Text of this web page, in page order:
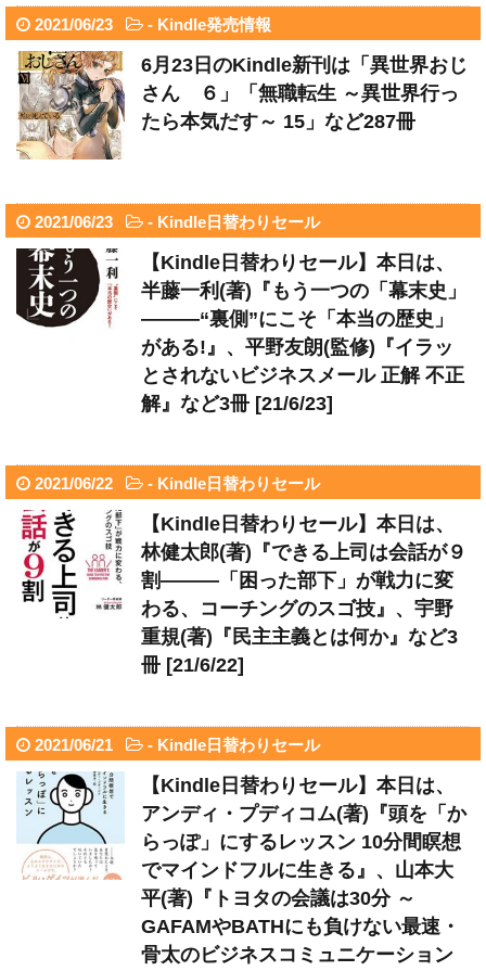
2021/06/23 - Kindle発売情報
6月23日のKindle新刊は「異世界おじ
さん ６」「無職転生 ～異世界行っ
たら本気だす～ 15」など287冊
2021/06/23 - Kindle日替わりセール
【Kindle日替わりセール】本日は、
半藤一利(著)『もう一つの「幕末史」
―――“裏側”にこそ「本当の歴史」
がある!』、平野友朗(監修)『イラッ
とされないビジネスメール 正解 不正
解』など3冊 [21/6/23]
2021/06/22 - Kindle日替わりセール
【Kindle日替わりセール】本日は、
林健太郎(著)『できる上司は会話が９
割―――「困った部下」が戦力に変
わる、コーチングのスゴ技』、宇野
重規(著)『民主主義とは何か』など3
冊 [21/6/22]
2021/06/21 - Kindle日替わりセール
【Kindle日替わりセール】本日は、
アンディ・プディコム(著)『頭を「か
らっぽ」にするレッスン 10分間瞑想
でマインドフルに生きる』、山本大
平(著)『トヨタの会議は30分 ～
GAFAMやBATHにも負けない最速・
骨太のビジネスコミュニケーション